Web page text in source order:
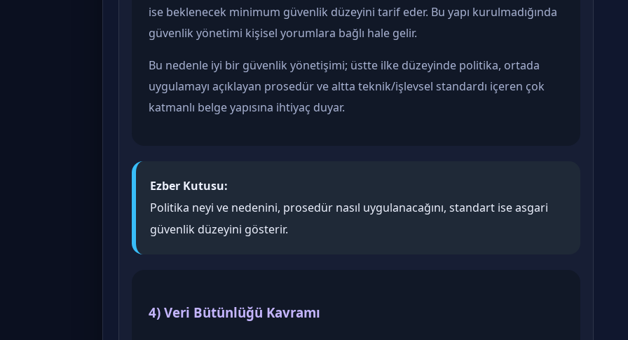
ise beklenecek minimum güvenlik düzeyini tarif eder. Bu yapı kurulmadığında
güvenlik yönetimi kişisel yorumlara bağlı hale gelir.
Bu nedenle iyi bir güvenlik yönetişimi; üstte ilke düzeyinde politika, ortada
uygulamayı açıklayan prosedür ve altta teknik/işlevsel standardı içeren çok
katmanlı belge yapısına ihtiyaç duyar.
Ezber Kutusu:
Politika neyi ve nedenini, prosedür nasıl uygulanacağını, standart ise asgari
güvenlik düzeyini gösterir.
4) Veri Bütünlüğü Kavramı